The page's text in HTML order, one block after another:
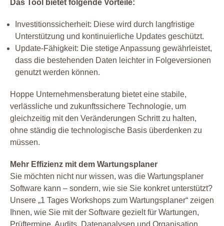
Das Tool bietet folgende Vorteile:
Investitionssicherheit: Diese wird durch langfristige
Unterstützung und kontinuierliche Updates geschützt.
Update-Fähigkeit: Die stetige Anpassung gewährleistet,
dass die bestehenden Daten leichter in Folgeversionen
genutzt werden können.
Hoppe Unternehmensberatung bietet eine stabile,
verlässliche und zukunftssichere Technologie, um
gleichzeitig mit den Veränderungen Schritt zu halten,
ohne ständig die technologische Basis überdenken zu
müssen.
Mehr Effizienz mit dem Wartungsplaner
Sie möchten nicht nur wissen, was die Wartungsplaner
Software kann – sondern, wie sie Sie konkret unterstützt?
Unsere „1 Tages Workshops zum Wartungsplaner“ zeigen
Ihnen, wie Sie mit der Software gezielt für Wartungen,
Prüftermine, Audits, Datenanalysen und Organisation